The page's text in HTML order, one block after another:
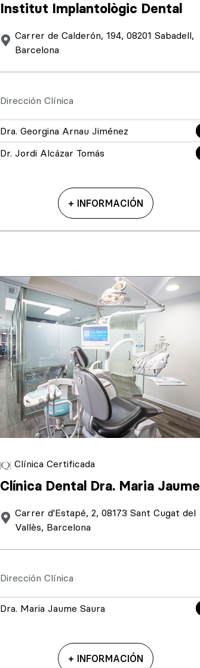
Institut Implantològic Dental
Carrer de Calderón, 194, 08201 Sabadell,
Barcelona
Dirección Clínica
Dra. Georgina Arnau Jiménez
Dr. Jordi Alcázar Tomás
+ INFORMACIÓN
Clínica Certificada
Clínica Dental Dra. Maria Jaume
Carrer d'Estapé, 2, 08173 Sant Cugat del
Vallès, Barcelona
Dirección Clínica
Dra. Maria Jaume Saura
+ INFORMACIÓN